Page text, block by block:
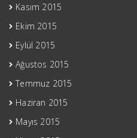
Kasım 2015
Ekim 2015
Eylül 2015
Ağustos 2015
Temmuz 2015
Haziran 2015
Mayıs 2015